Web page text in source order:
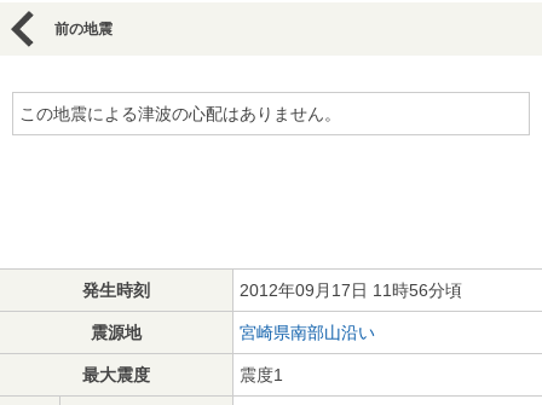
前の地震
この地震による津波の心配はありません。
発生時刻 2012年09月17日 11時56分頃
震源地 宮崎県南部山沿い
最大震度 震度1